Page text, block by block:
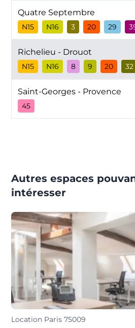
Quatre Septembre
N15
N16 3 20 29
Richelieu - Drouot
N15
N16 8 9 20 32
Saint-Georges - Provence
45
Autres espaces
intéresser
Location Paris 75009